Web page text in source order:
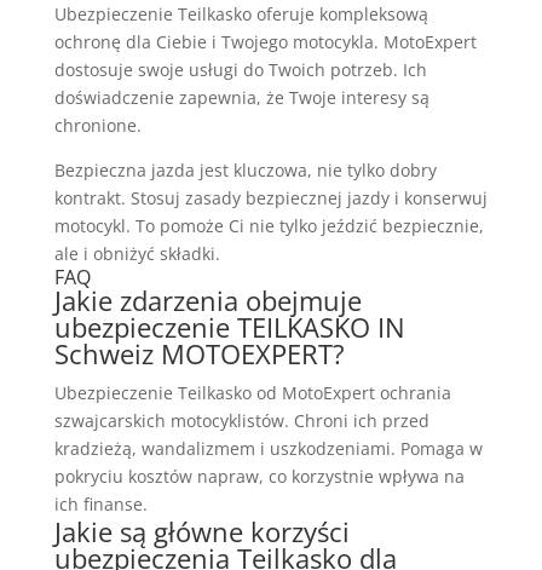
Ubezpieczenie Teilkasko oferuje kompleksową
ochronę dla Ciebie i Twojego motocykla. MotoExpert
dostosuje swoje usługi do Twoich potrzeb. Ich
doświadczenie zapewnia, że Twoje interesy są
chronione.
Bezpieczna jazda jest kluczowa, nie tylko dobry
kontrakt. Stosuj zasady bezpiecznej jazdy i konserwuj
motocykl. To pomoże Ci nie tylko jeździć bezpiecznie,
ale i obniżyć składki.
FAQ
Jakie zdarzenia obejmuje
ubezpieczenie TEILKASKO IN
Schweiz MOTOEXPERT?
Ubezpieczenie Teilkasko od MotoExpert ochrania
szwajcarskich motocyklistów. Chroni ich przed
kradzieżą, wandalizmem i uszkodzeniami. Pomaga w
pokryciu kosztów napraw, co korzystnie wpływa na
ich finanse.
Jakie są główne korzyści
ubezpieczenia Teilkasko dla